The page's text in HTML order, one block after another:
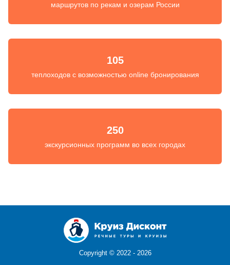
маршрутов по рекам и озерам России
105
теплоходов с возможностью online бронирования
250
экскурсионных программ во всех городах
Copyright © 2022 - 2026